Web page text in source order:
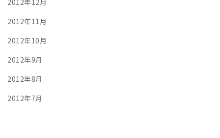
2012年11月
2012年10月
2012年9月
2012年8月
2012年7月